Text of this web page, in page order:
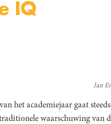
IQ
Jan
het academiejaar gaat
waarschuwing van